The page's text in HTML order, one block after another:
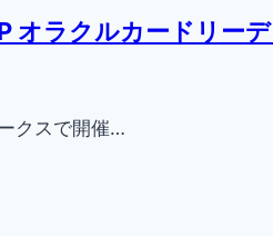
オラクルカードリー
クスで開催…